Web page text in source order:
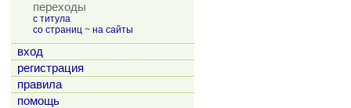
переходы
с титула
со страниц ~ на сайты
вход
регистрация
правила
помощь